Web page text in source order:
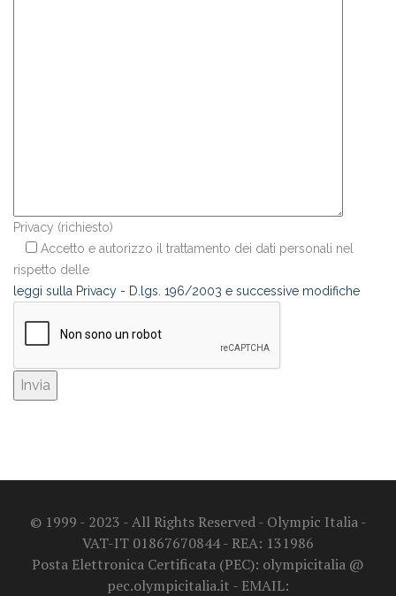
Privacy (richiesto)
Accetto e autorizzo il trattamento dei dati personali nel
rispetto delle
leggi sulla Privacy - D.lgs. 196/2003 e successive modifiche
© 1999 - 2023 - All Rights Reserved - Olympic Italia -
VAT-IT 01867670844 - REA: 131986
Posta Elettronica Certificata (PEC): olympicitalia @
pec.olympicitalia.it - EMAIL: